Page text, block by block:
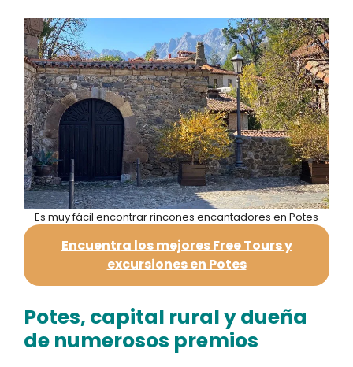
Es muy fácil encontrar rincones encantadores en Potes
Encuentra los mejores Free Tours y
excursiones en Potes
Potes, capital rural y dueña
de numerosos premios